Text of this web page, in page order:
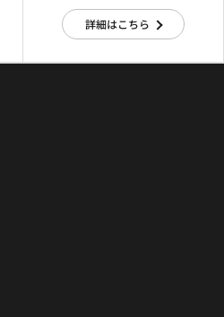
詳細はこちら